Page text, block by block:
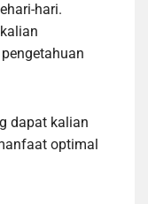
hari.
dapat kalian
optimal